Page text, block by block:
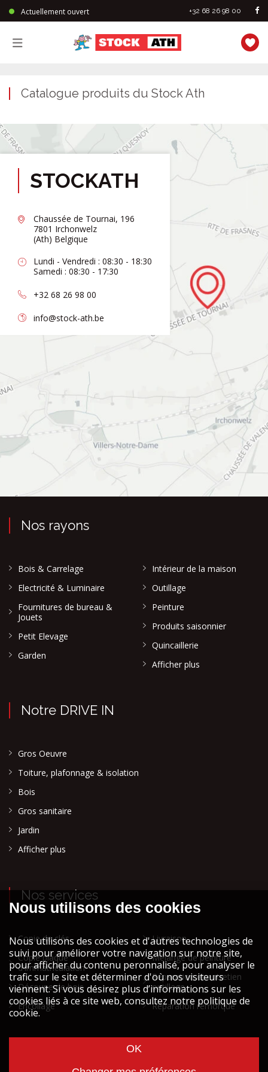
Actuellement ouvert +32 68 26 98 00
Catalogue produits du Stock Ath
STOCKATH
Chaussée de Tournai, 196
7801 Irchonwelz
(Ath) Belgique
Lundi - Vendredi : 08:30 - 18:30
Samedi : 08:30 - 17:30
+32 68 26 98 00
info@stock-ath.be
Nos rayons
Bois & Carrelage
Electricité & Luminaire
Fournitures de bureau &
Jouets
Petit Elevage
Garden
Intérieur de la maison
Outillage
Peinture
Produits saisonnier
Quincaillerie
Afficher plus
Notre DRIVE IN
Gros Oeuvre
Toiture, plafonnage & isolation
Bois
Gros sanitaire
Jardin
Afficher plus
Nos services
Copie de clés
Copie plaque
d'immatriculation
Découpe de bois
Encollage
Livraison
Mélange de peinture
Réparation et entretien
outillage
Réparation remorque
Mentions légales STOCK ATH